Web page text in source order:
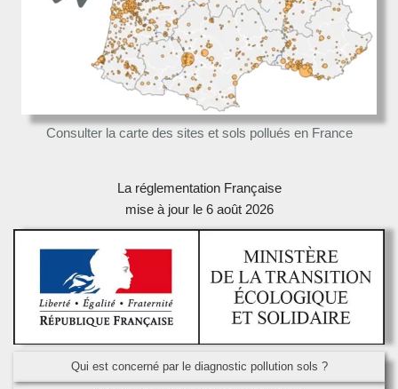
Consulter la carte des sites et sols pollués en France
La réglementation Française
mise à jour le 6 août 2026
Qui est concerné par le diagnostic pollution sols ?